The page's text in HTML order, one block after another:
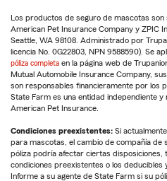
Los productos de seguro de mascotas
American Pet Insurance Company y ZPIC
Seattle, WA 98108. Administrado por
licencia No. 0G22803, NPN 9588590). Se
póliza completa en la página web de
Mutual Automobile Insurance Company,
son responsables financieramente por los
State Farm es una entidad independiente y
American Pet Insurance.
Condiciones preexistentes: Si
para mascotas, el cambio de compañía de
póliza podría afectar ciertas
condiciones preexistentes o los deducibles
Informe a su agente de State Farm si su